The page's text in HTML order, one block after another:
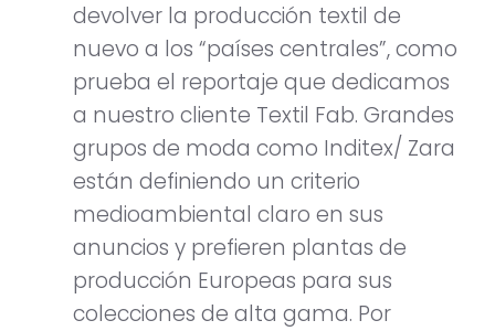
devolver la producción textil de
nuevo a los “países centrales”, como
prueba el reportaje que dedicamos
a nuestro cliente Textil Fab. Grandes
grupos de moda como Inditex/ Zara
están definiendo un criterio
medioambiental claro en sus
anuncios y prefieren plantas de
producción Europeas para sus
colecciones de alta gama. Por